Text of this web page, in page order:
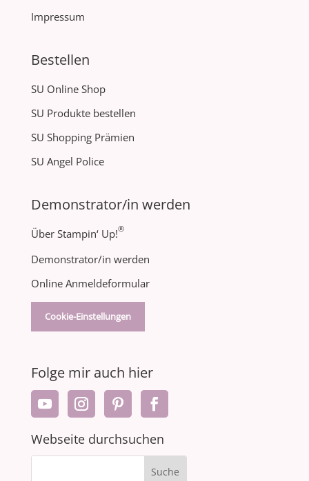
Impressum
Bestellen
SU Online Shop
SU Produkte bestellen
SU Shopping Prämien
SU Angel Police
Demonstrator/in werden
Über Stampin‘ Up!®
Demonstrator/in werden
Online Anmeldeformular
Cookie-Einstellungen
Folge mir auch hier
Webseite durchsuchen